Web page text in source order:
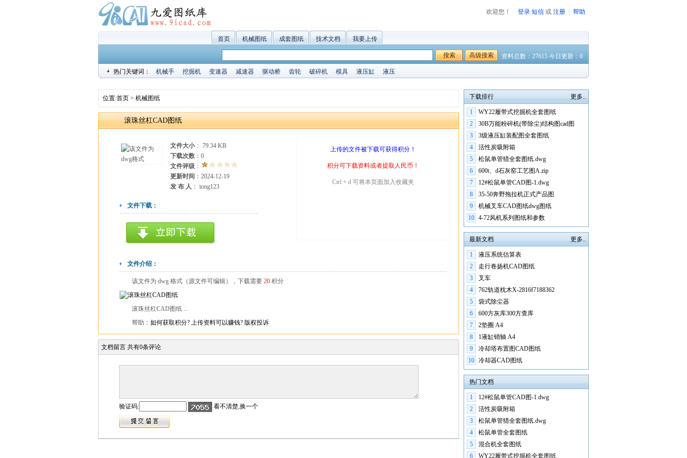
欢迎您！ 登录 短信 或 注册 帮助
首页 机械图纸 成套图纸 技术文档 我要上传
搜索 高级搜索 资料总数：27615 今日更新：0
热门关键词： 机械手 挖掘机 变速器 减速器 驱动桥 齿轮 破碎机 模具 液压缸 液压
位置:首页 > 机械图纸
滚珠丝杠CAD图纸
文件大小： 79.34 KB
下载次数 ： 0
文件评级 ：
更新时间 ：2024-12-19
发 布 人 ： tong123
文件下载：
上传的文件被下载可获得积分！
积分可下载资料或者提取人民币！
Ctrl + d 可将本页面加入收藏夹
文件介绍：
该文件为 dwg 格式（源文件可编辑），下载需要 20 积分
滚珠丝杠CAD图纸 ...
帮助： 如何获取积分? 上传资料可以赚钱? 版权投诉
文档留言 共有0条评论
验证码: 看不清楚,换一个
更多..
下载排行
1
WY22履带式挖掘机全套图纸
2
30B万能粉碎机(带除尘)结构图cad图
3
3级液压缸装配图全套图纸
4
活性炭吸附箱
5
松鼠单管猎全套图纸.dwg
6
600t、d石灰窑工艺图A.zip
7
12#松鼠单管CAD图-1.dwg
8
35-50奔野拖拉机正式产品图
9
机械叉车CAD图纸dwg图纸
10 4-72风机系列图纸和参数
更多..
最新文档
1
液压系统估算表
2
走行卷扬机CAD图纸
3
叉车
4
762轨道枕木X-2816f7188362
5
袋式除尘器
6
600方灰库300方查库
7
2垫圈 A4
8
1液缸销轴 A4
9
冷却塔布置图CAD图纸
10 冷却器CAD图纸
热门文档
1
12#松鼠单管CAD图-1.dwg
2
活性炭吸附箱
3
松鼠单管猎全套图纸.dwg
4
松鼠单管全套图纸
5
混合机全套图纸
6
WY22履带式挖掘机全套图纸